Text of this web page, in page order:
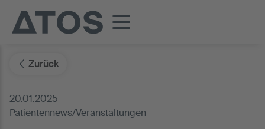
Zurück
20.01.2025
Patientennews/Veranstaltungen